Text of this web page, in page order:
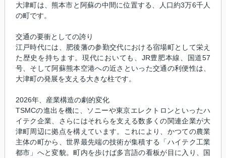
大津町は、熊本市と阿蘇の中間に位置する、人口約3万6千人
の町です。
交通の要衝としての誇り
江戸時代には、肥後藩の参勤交代における宿場町として栄え
た歴史を持ちます。現代においても、JR豊肥本線、国道57
号、そして阿蘇熊本空港への近さといった交通の利便性は、
大津町の発展を支える大きな柱です。
2026年、産業構造の劇的変化
TSMCの進出を機に、ソニーや東京エレクトロンといったハ
イテク企業、さらにはそれらを支える数多くの関連企業が大
津町周辺に拠点を構えています。これにより、かつての農業
主体の町から、世界最先端の技術が集積する「ハイテク工業
都市」へと変貌。町内を歩けば多言語の看板が目に入り、国